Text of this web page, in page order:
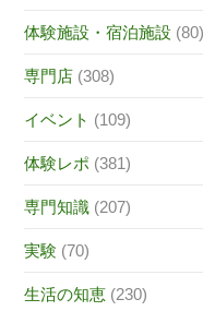
体験施設・宿泊施設 (80)
専門店 (308)
イベント (109)
体験レポ (381)
専門知識 (207)
実験 (70)
生活の知恵 (230)